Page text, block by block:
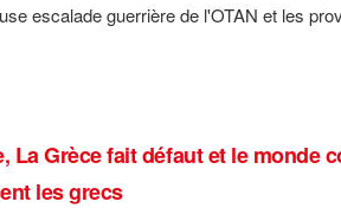
escalade guerrière de l'OTAN et les
La Grèce fait défaut et le monde
les grecs